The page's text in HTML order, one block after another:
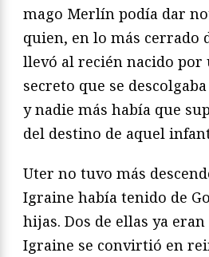
mago Merlín podía dar
quien, en lo más cerrado
llevó al recién nacido por
secreto que se
y nadie más había que
del destino de aquel
Uter no tuvo más
Igraine había tenido de
hijas. Dos de ellas ya
Igraine se convirtió en